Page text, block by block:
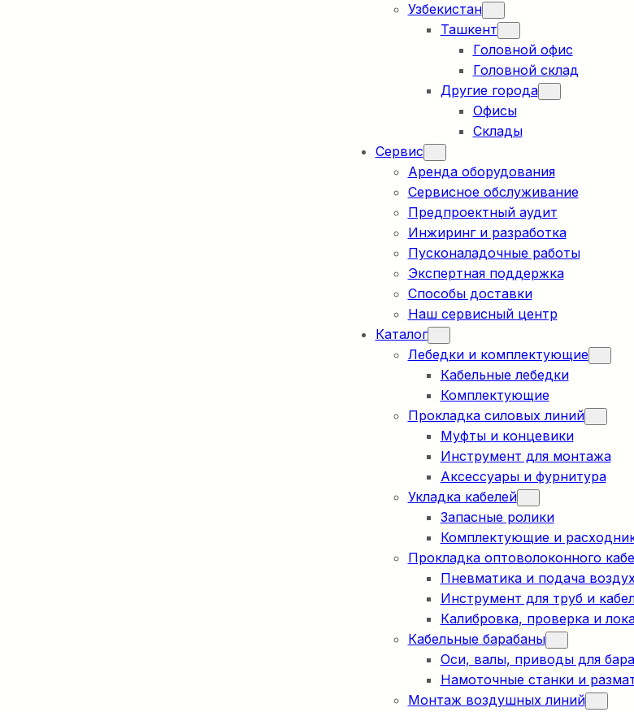
Узбекистан
Ташкент
Головной офис
Головной склад
Другие города
Офисы
Склады
Сервис
Аренда оборудования
Сервисное обслуживание
Предпроектный аудит
Инжиринг и разработка
Пусконаладочные работы
Экспертная поддержка
Способы доставки
Наш сервисный центр
Каталог
Лебедки и комплектующие
Кабельные лебедки
Комплектующие
Прокладка силовых линий
Муфты и концевики
Инструмент для монтажа
Аксессуары и фурнитура
Укладка кабелей
Запасные ролики
Комплектующие и
Прокладка оптоволоконного
Пневматика и подача
Инструмент для труб и
Калибровка, проверка и
Кабельные барабаны
Оси, валы, приводы для
Намоточные станки и
Монтаж воздушных линий